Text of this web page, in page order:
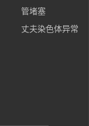
管堵塞
丈夫染色体异常